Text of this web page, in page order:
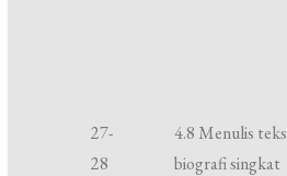
27-
28
4.8 Menulis teks
biografi singkat